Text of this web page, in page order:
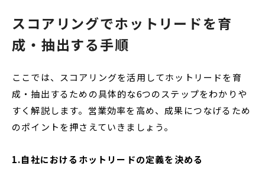
スコアリングでホットリードを育
成・抽出する手順
ここでは、スコアリングを活用してホットリードを育
成・抽出するための具体的な6つのステップをわかりや
すく解説します。営業効率を高め、成果につなげるため
のポイントを押さえていきましょう。
1.自社におけるホットリードの定義を決める